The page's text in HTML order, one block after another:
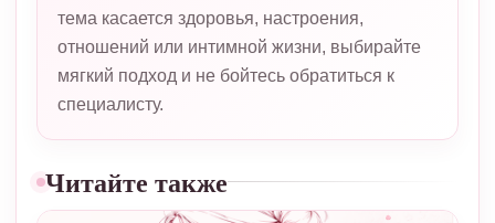
тема касается здоровья, настроения,
отношений или интимной жизни, выбирайте
мягкий подход и не бойтесь обратиться к
специалисту.
Читайте также